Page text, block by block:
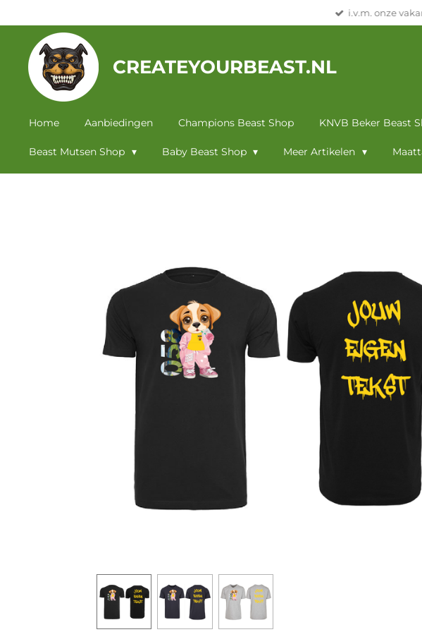
hoofdinhoud
i.v.m. onze
CREATEYOURBEAST.NL
Home Aanbiedingen Champions Beast Shop KNVB Beker Beast
Beast Mutsen Shop Baby Beast Shop Meer Artikelen